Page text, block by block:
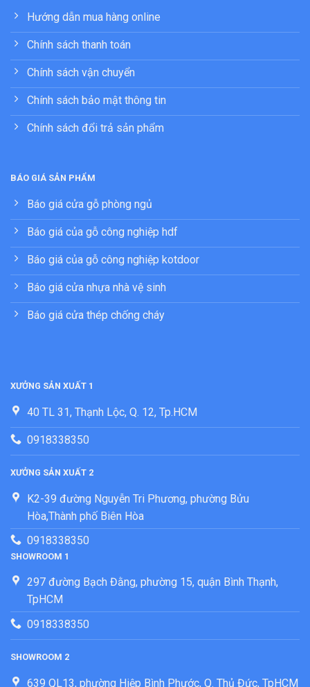
Hướng dẫn mua hàng online
Chính sách thanh toán
Chính sách vận chuyển
Chính sách bảo mật thông tin
Chính sách đổi trả sản phẩm
BÁO GIÁ SẢN PHẨM
Báo giá cửa gỗ phòng ngủ
Báo giá của gỗ công nghiệp hdf
Báo giá của gỗ công nghiệp kotdoor
Báo giá cửa nhựa nhà vệ sinh
Báo giá cửa thép chống cháy
XƯỞNG SẢN XUẤT 1
40 TL 31, Thạnh Lộc, Q. 12, Tp.HCM
0918338350
XƯỞNG SẢN XUẤT 2
K2-39 đường Nguyễn Tri Phương, phường Bửu
Hòa,Thành phố Biên Hòa
0918338350
SHOWROOM 1
297 đường Bạch Đằng, phường 15, quận Bình Thạnh,
TpHCM
0918338350
SHOWROOM 2
639 QL13, phường Hiệp Bình Phước, Q. Thủ Đức, TpHCM